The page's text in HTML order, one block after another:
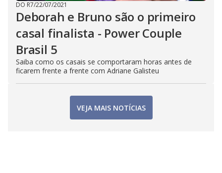
DO R7/22/07/2021
Deborah e Bruno são o primeiro
casal finalista - Power Couple
Brasil 5
Saiba como os casais se comportaram horas antes de
ficarem frente a frente com Adriane Galisteu
VEJA MAIS NOTÍCIAS